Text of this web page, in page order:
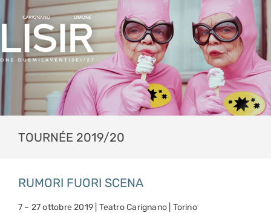
TOURNÉE 2019/20
RUMORI FUORI SCENA
7 – 27 ottobre 2019 | Teatro Carignano | Torino